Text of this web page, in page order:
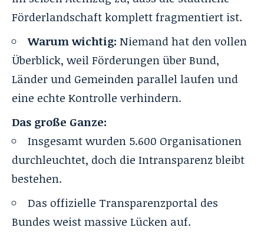
Förderlandschaft komplett fragmentiert ist.
Warum wichtig: Niemand hat den vollen
Überblick, weil Förderungen über Bund,
Länder und Gemeinden parallel laufen und
eine echte Kontrolle verhindern.
Das große Ganze:
Insgesamt wurden 5.600 Organisationen
durchleuchtet, doch die Intransparenz bleibt
bestehen.
Das offizielle Transparenzportal des
Bundes weist massive Lücken auf.